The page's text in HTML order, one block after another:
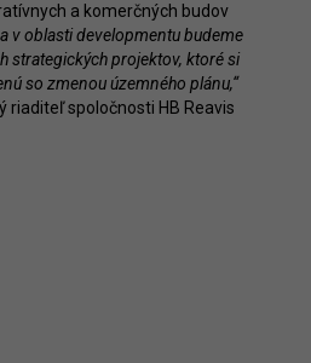
a komerčných budov
v oblasti developmentu budeme
strategických projektov, ktoré si
so zmenou územného plánu,“
riaditeľ spoločnosti HB Reavis